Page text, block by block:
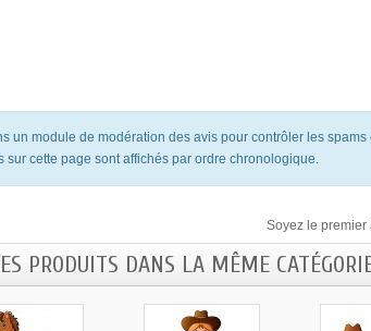
un module de modération des avis pour contrôler les spams
sur cette page sont affichés par ordre chronologique.
Soyez le premier
PRODUITS DANS LA MÊME